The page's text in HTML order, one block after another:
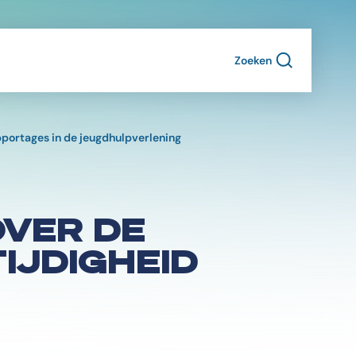
Zoeken
in de jeugdhulpverlening
DE